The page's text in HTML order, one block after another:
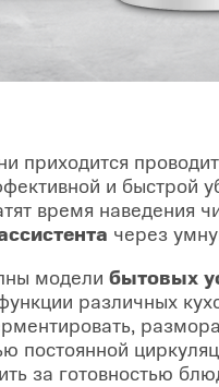
приходится
и быстрой
время наведения
через
модели бытовых
различных
за готовностью